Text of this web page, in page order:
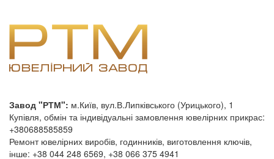
Завод "РТМ": м.Київ, вул.В.Липківського (Урицького), 1
Купівля, обмін та індивідуальні замовлення ювелірних прикрас:
+380688585859
Ремонт ювелірних виробів, годинників, виготовлення ключів,
інше: +38 044 248 6569, +38 066 375 4941